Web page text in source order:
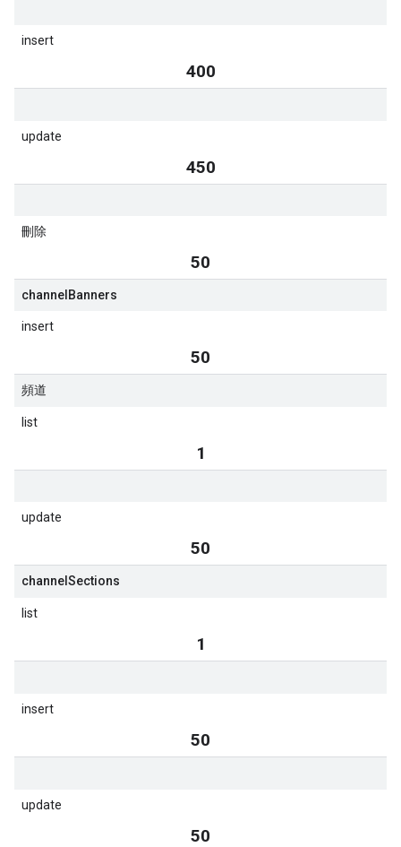
insert
400
update
450
刪除
50
channel Banners
insert
50
頻道
list
1
update
50
channel Sections
list
1
insert
50
update
50